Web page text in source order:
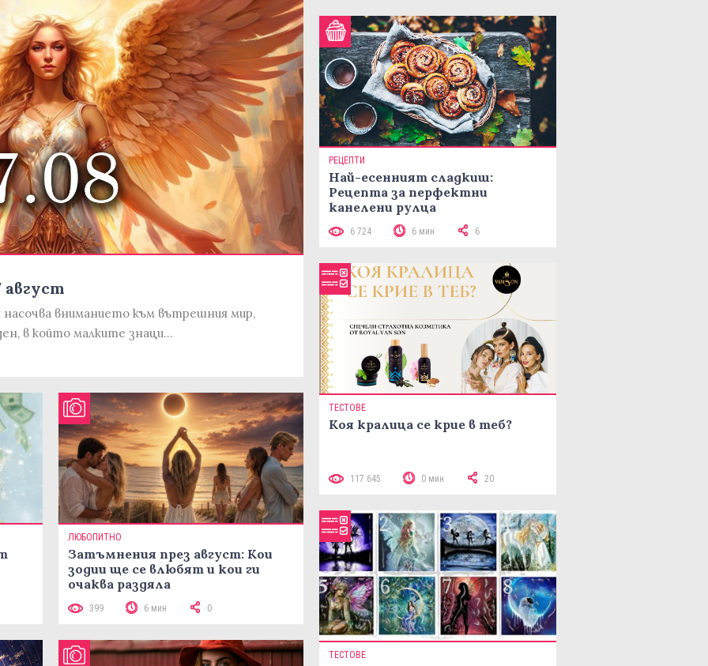
август
насочва вниманието към вътрешния мир,
в който малките знаци…
ЛЮБОПИТНО
Затъмнения през август: Кои
зодии ще се влюбят и кои ги
очаква раздяла
399 6 мин 0
РЕЦЕПТИ
Най-есенният сладкиш:
Рецепта за перфектни
канелени рулца
6 724 6 мин 6
ТЕСТОВЕ
Коя кралица се крие в теб?
117 645 0 мин 20
ТЕСТОВЕ